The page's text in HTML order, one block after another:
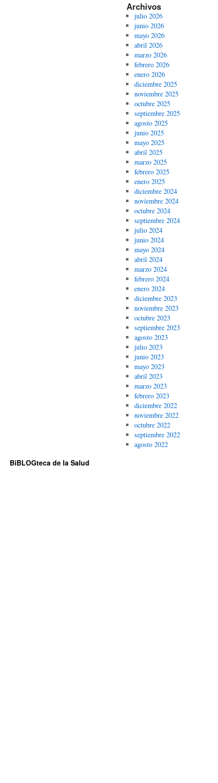
Archivos
julio 2026
junio 2026
mayo 2026
abril 2026
marzo 2026
febrero 2026
enero 2026
diciembre 2025
noviembre 2025
octubre 2025
septiembre 2025
agosto 2025
junio 2025
mayo 2025
abril 2025
marzo 2025
febrero 2025
enero 2025
diciembre 2024
noviembre 2024
octubre 2024
septiembre 2024
julio 2024
junio 2024
mayo 2024
abril 2024
marzo 2024
febrero 2024
enero 2024
diciembre 2023
noviembre 2023
octubre 2023
septiembre 2023
agosto 2023
julio 2023
junio 2023
mayo 2023
abril 2023
marzo 2023
febrero 2023
diciembre 2022
noviembre 2022
octubre 2022
septiembre 2022
agosto 2022
BiBLOGteca de la Salud